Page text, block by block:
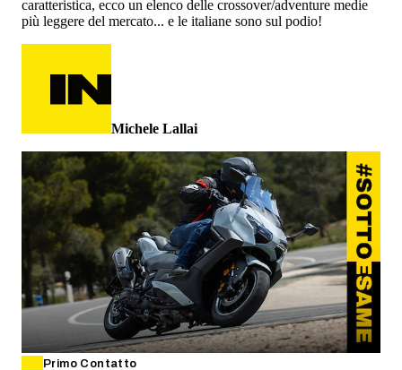
caratteristica, ecco un elenco delle crossover/adventure medie
più leggere del mercato... e le italiane sono sul podio!
Michele Lallai
Primo Contatto